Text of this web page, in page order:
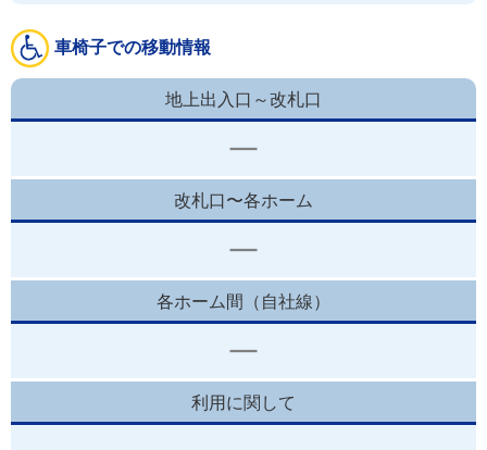
車椅子での移動情報
地上出入口～改札口
改札口〜各ホーム
各ホーム間（自社線）
利用に関して